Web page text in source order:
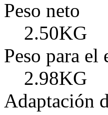
Peso neto
2.50KG
Peso para el
2.98KG
Adaptación